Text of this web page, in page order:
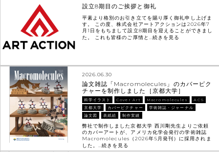
設立8期目のご挨拶と御礼
平素より格別のお引き立てを賜り厚く御礼申し上げま
す。 この度、株式会社アートアクションは2026年7
月1日をもちまして設立8期目を迎えることができまし
た。 これも皆様のご厚情と…続きを見る
2026.06.30
論文雑誌「Macromolecules」のカバーピク
チャーを制作しました［京都大学］
科学イラスト Cover Art Macromolecules
ACS
京都大学
カバーピクチャー
学術雑誌・ジャーナル
論文図
表紙絵 制作実績
弊社で制作しました京都大学 西川剛先生よりご依頼
のカバーアートが、アメリカ化学会発行の学術雑誌
Macromolecules（2026年5月発刊）に採用されま
した。…続きを見る